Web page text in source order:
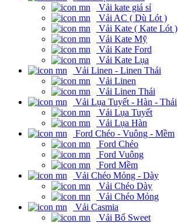
Vải kate giá sỉ
Vải AC ( Dù Lót )
Vải Kate ( Kate Lót )
Vải Kate Mỹ
Vải Kate Ford
Vải Kate Lụa
Vải Linen - Linen Thái
Vải Linen
Vải Linen Thái
Vải Lụa Tuyết - Hàn - Thái
Vải Lụa Tuyết
Vải Lụa Hàn
Ford Chéo - Vuông - Mềm
Ford Chéo
Ford Vuông
Ford Mềm
Vải Chéo Mỏng - Dày
Vải Chéo Dày
Vải Chéo Mỏng
Vải Casmia
Vải Bố Sweet